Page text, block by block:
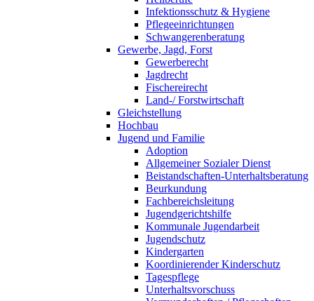
Infektionsschutz & Hygiene
Pflegeeinrichtungen
Schwangerenberatung
Gewerbe, Jagd, Forst
Gewerberecht
Jagdrecht
Fischereirecht
Land-/ Forstwirtschaft
Gleichstellung
Hochbau
Jugend und Familie
Adoption
Allgemeiner Sozialer Dienst
Beistandschaften-Unterhaltsberatung
Beurkundung
Fachbereichsleitung
Jugendgerichtshilfe
Kommunale Jugendarbeit
Jugendschutz
Kindergarten
Koordinierender Kinderschutz
Tagespflege
Unterhaltsvorschuss